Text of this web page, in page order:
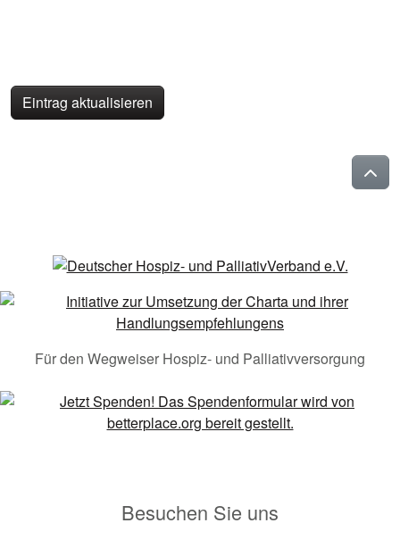
Eintrag aktualisieren
Für den Wegweiser Hospiz- und Palliativversorgung
Besuchen Sie uns